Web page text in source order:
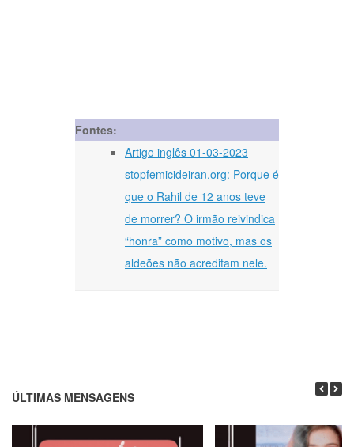
Fontes:
Artigo inglês 01-03-2023
stopfemicideiran.org: Porque é
que o Rahil de 12 anos teve
de morrer? O irmão reivindica
“honra” como motivo, mas os
aldeões não acreditam nele.
ÚLTIMAS MENSAGENS